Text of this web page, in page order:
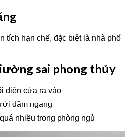
tích hạn chế, đặc biệt là nhà phố
sai phong thủy
diện cửa ra vào
dầm ngang
nhiều trong phòng ngủ